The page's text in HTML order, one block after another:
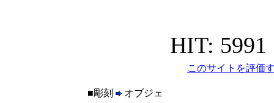
HIT: 5991
このサイトを評価
■彫刻
オブジェ